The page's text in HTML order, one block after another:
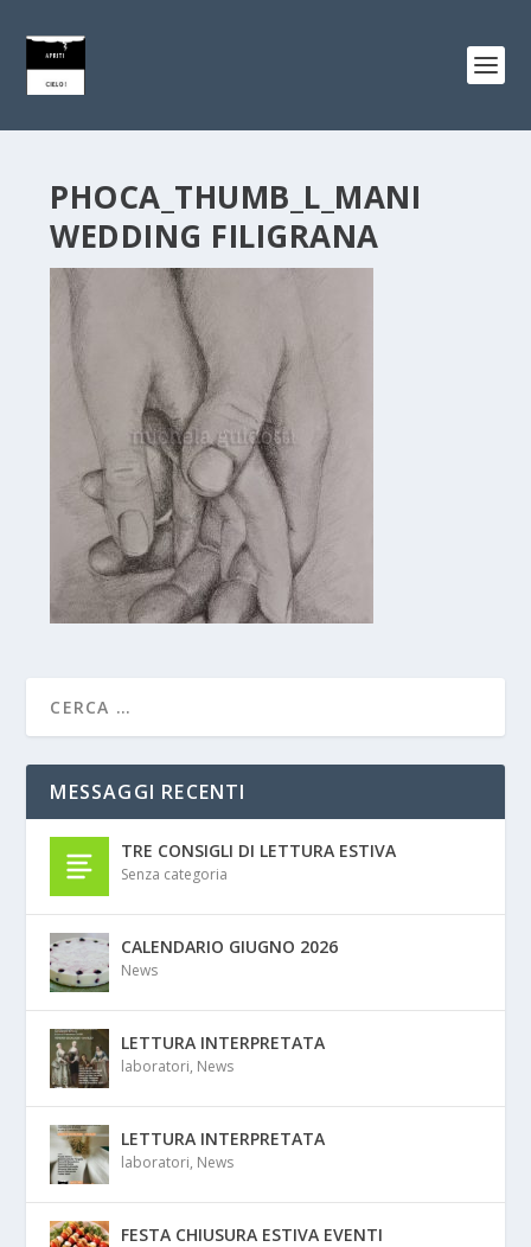
PHOCA_THUMB_L_MANI
WEDDING FILIGRANA
MESSAGGI RECENTI
TRE CONSIGLI DI LETTURA ESTIVA
Senza categoria
CALENDARIO GIUGNO 2026
News
LETTURA INTERPRETATA
laboratori, News
LETTURA INTERPRETATA
laboratori, News
FESTA CHIUSURA ESTIVA EVENTI